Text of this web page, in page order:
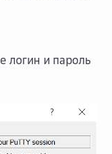
логин и пароль